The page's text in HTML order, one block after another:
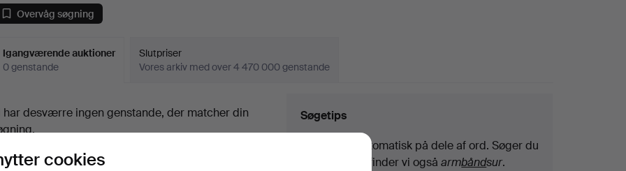
Overvåg søgning
Igangværende auktioner
0 genstande
Slutpriser
Vores arkiv med over 4 470 000 genstande
har desværre ingen genstande, der matcher din
på“Overvåg søgning”
Søgetips
Vi søger automatisk på dele af ord. Søger du
, finder vi ogsåarmbåndsur.
cookies